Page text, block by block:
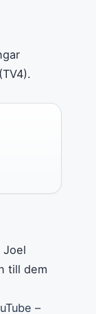
Joel
till dem
–